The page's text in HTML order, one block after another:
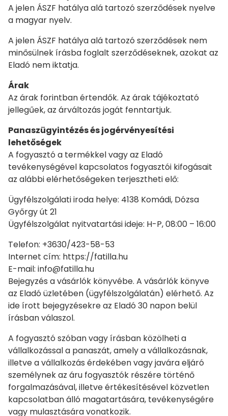
A jelen ÁSZF hatálya alá tartozó szerződések nyelve
a magyar nyelv.
A jelen ÁSZF hatálya alá tartozó szerződések nem
minősülnek írásba foglalt szerződéseknek, azokat az
Eladó nem iktatja.
Árak
Az árak forintban értendők. Az árak tájékoztató
jellegűek, az árváltozás jogát fenntartjuk.
Panaszügyintézés és jogérvényesítési
lehetőségek
A fogyasztó a termékkel vagy az Eladó
tevékenységével kapcsolatos fogyasztói kifogásait
az alábbi elérhetőségeken terjesztheti elő:
Ügyfélszolgálati iroda helye: 4138 Komádi, Dózsa
Győrgy út 21
Ügyfélszolgálat nyitvatartási ideje: H-P, 08:00 – 16:00
Telefon: +3630/423-58-53
Internet cím: https://fatilla.hu
E-mail: info@fatilla.hu
Bejegyzés a vásárlók könyvébe. A vásárlók könyve
az Eladó üzletében (ügyfélszolgálatán) elérhető. Az
ide írott bejegyzésekre az Eladó 30 napon belül
írásban válaszol.
A fogyasztó szóban vagy írásban közölheti a
vállalkozással a panaszát, amely a vállalkozásnak,
illetve a vállalkozás érdekében vagy javára eljáró
személynek az áru fogyasztók részére történő
forgalmazásával, illetve értékesítésével közvetlen
kapcsolatban álló magatartására, tevékenységére
vagy mulasztására vonatkozik.